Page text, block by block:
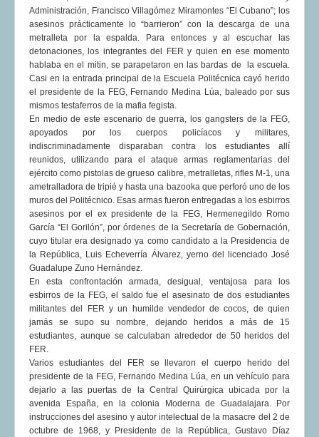
Administración, Francisco Villagómez Miramontes “El Cubano”; los
asesinos prácticamente lo “barrieron” con la descarga de una
metralleta por la espalda. Para entonces y al escuchar las
detonaciones, los integrantes del FER y quien en ese momento
hablaba en el mitin, se parapetaron en las bardas de la escuela.
Casi en la entrada principal de la Escuela Politécnica cayó herido
el presidente de la FEG, Fernando Medina Lúa, baleado por sus
mismos testaferros de la mafia fegista.
En medio de este escenario de guerra, los gangsters de la FEG,
apoyados por los cuerpos policíacos y militares,
indiscriminadamente disparaban contra los estudiantes allí
reunidos, utilizando para el ataque armas reglamentarias del
ejército como pistolas de grueso calibre, metralletas, rifles M-1, una
ametralladora de tripié y hasta una bazooka que perforó uno de los
muros del Politécnico. Esas armas fueron entregadas a los esbirros
asesinos por el ex presidente de la FEG, Hermenegildo Romo
García “El Gorilón”, por órdenes de la Secretaría de Gobernación,
cuyo titular era designado ya como candidato a la Presidencia de
la República, Luis Echeverría Álvarez, yerno del licenciado José
Guadalupe Zuno Hernández.
En esta confrontación armada, desigual, ventajosa para los
esbirros de la FEG, el saldo fue el asesinato de dos estudiantes
militantes del FER y un humilde vendedor de cocos, de quien
jamás se supo su nombre, dejando heridos a más de 15
estudiantes, aunque se calculaban alrededor de 50 heridos del
FER.
Varios estudiantes del FER se llevaron el cuerpo herido del
presidente de la FEG, Fernando Medina Lúa, en un vehículo para
dejarlo a las puertas de la Central Quirúrgica ubicada por la
avenida España, en la colonia Moderna de Guadalajara. Por
instrucciones del asesino y autor intelectual de la masacre del 2 de
octubre de 1968, y Presidente de la República, Gustavo Díaz